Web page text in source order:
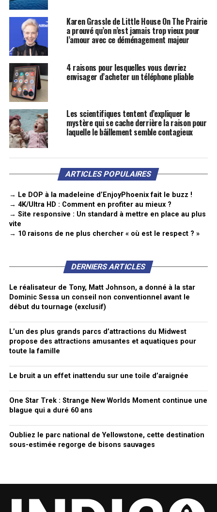
Karen Grassle de Little House On The Prairie
a prouvé qu’on n’est jamais trop vieux pour
l’amour avec ce déménagement majeur
4 raisons pour lesquelles vous devriez
envisager d’acheter un téléphone pliable
Les scientifiques tentent d’expliquer le
mystère qui se cache derrière la raison pour
laquelle le bâillement semble contagieux
ARTICLES POPULAIRES
→ Le DOP à la madeleine d’EnjoyPhoenix fait le buzz !
→ 4K/Ultra HD : Comment en profiter au mieux ?
→ Site responsive : Un standard à mettre en place au plus
vite
→ 10 raisons de ne plus chercher « où est le respect ? »
DERNIERS ARTICLES
Le réalisateur de Tony, Matt Johnson, a donné à la star
Dominic Sessa un conseil non conventionnel avant le
début du tournage (exclusif)
L’un des plus grands parcs d’attractions du Midwest
propose des attractions amusantes et aquatiques pour
toute la famille
Le bruit a un effet inattendu sur une toile d’araignée
One Star Trek : Strange New Worlds Moment continue une
blague qui a duré 60 ans
Oubliez le parc national de Yellowstone, cette destination
sous-estimée regorge de bisons sauvages